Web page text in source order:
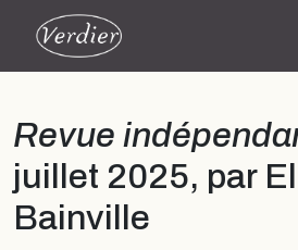
Revue
juillet 2025, par
Bainville